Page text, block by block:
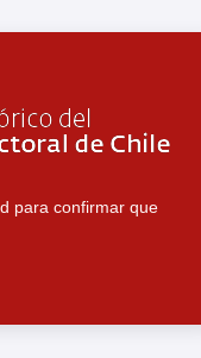
para confirmar que